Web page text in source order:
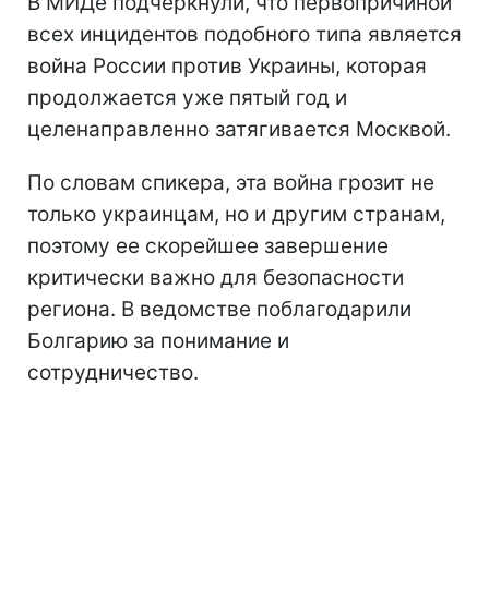
всех инцидентов подобного типа является
война России против Украины, которая
продолжается уже пятый год и
целенаправленно затягивается Москвой.
По словам спикера, эта война грозит не
только украинцам, но и другим странам,
поэтому ее скорейшее завершение
критически важно для безопасности
региона. В ведомстве поблагодарили
Болгарию за понимание и
сотрудничество.